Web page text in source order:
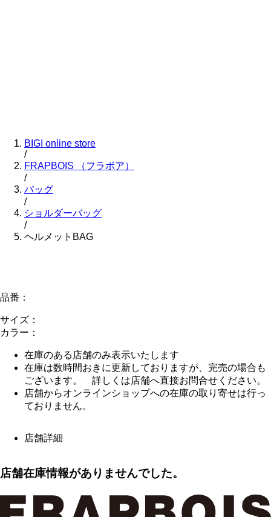
BIGI online store
/
FRAPBOIS
（フラボア）
/
バッグ
/
ショルダーバッグ
/
ヘルメットBAG
品番：
サイズ：
カラー：
在庫のある店舗のみ表示いたします
在庫は数時間おきに更新しておりますが、完売の場合も
ございます。 詳しくは店舗へ直接お問合せください。
店舗からオンラインショップへの在庫の取り寄せは行っ
ておりません。
店舗詳細
店舗在庫情報がありませんでした。